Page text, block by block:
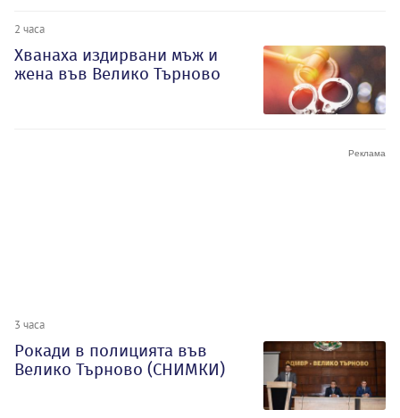
2 часа
Хванаха издирвани мъж и
жена във Велико Търново
3 часа
Рокади в полицията във
Велико Търново (СНИМКИ)